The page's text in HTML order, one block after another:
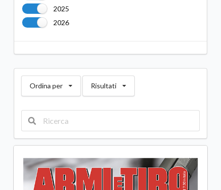
2025
2026
Ordina per Risultati